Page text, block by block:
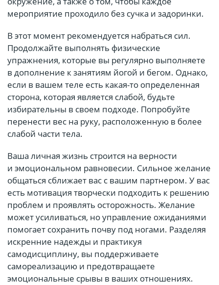
мероприятие проходило без сучка и задоринки.
В этот момент рекомендуется набраться сил.
Продолжайте выполнять физические
упражнения, которые вы регулярно выполняете
в дополнение к занятиям йогой и бегом. Однако,
если в вашем теле есть какая-то определенная
сторона, которая является слабой, будьте
избирательны в своем подходе. Попробуйте
перенести вес на руку, расположенную в более
слабой части тела.
Ваша личная жизнь строится на верности
и эмоциональном равновесии. Сильное желание
общаться сближает вас с вашим партнером. У вас
есть мотивация творчески подходить к решению
проблем и проявлять осторожность. Желание
может усиливаться, но управление ожиданиями
помогает сохранить почву под ногами. Разделяя
искренние надежды и практикуя
самодисциплину, вы поддерживаете
самореализацию и предотвращаете
эмоциональные срывы в ваших отношениях.